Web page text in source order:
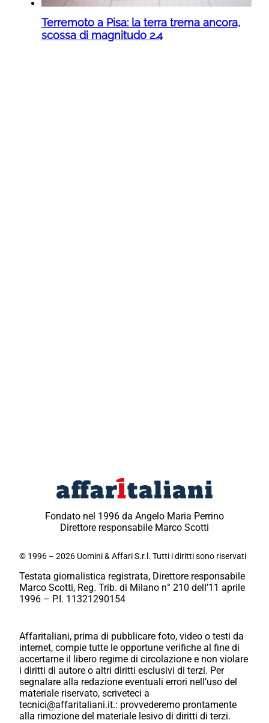
Terremoto a Pisa: la terra trema ancora,
scossa di magnitudo 2.4
Fondato nel 1996 da Angelo Maria Perrino
Direttore responsabile Marco Scotti
© 1996 – 2026 Uomini & Affari S.r.l. Tutti i diritti sono riservati
Testata giornalistica registrata, Direttore responsabile
Marco Scotti, Reg. Trib. di Milano n° 210 dell’11 aprile
1996 – P.I. 11321290154
Affaritaliani, prima di pubblicare foto, video o testi da
internet, compie tutte le opportune verifiche al fine di
accertarne il libero regime di circolazione e non violare
i diritti di autore o altri diritti esclusivi di terzi. Per
segnalare alla redazione eventuali errori nell’uso del
materiale riservato, scriveteci a
tecnici@affaritaliani.it.: provvederemo prontamente
alla rimozione del materiale lesivo di diritti di terzi.